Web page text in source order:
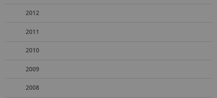
2012
2011
2010
2009
2008